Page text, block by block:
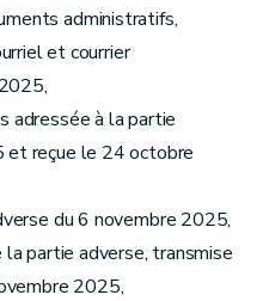
administratifs,
et courrier
adressée à la partie
reçue le 24 octobre
du 6 novembre 2025,
partie adverse, transmise
2025,